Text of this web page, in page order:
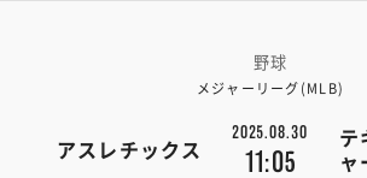
野球
メジャーリーグ(MLB)
アスレチックス
2025.08.30
11:05
テ
ャ